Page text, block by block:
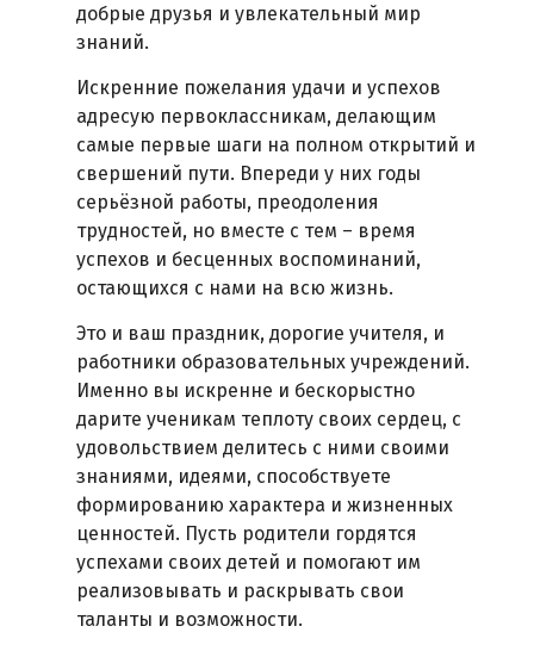
добрые друзья и увлекательный мир
знаний.
Искренние пожелания удачи и успехов
адресую первоклассникам, делающим
самые первые шаги на полном открытий и
свершений пути. Впереди у них годы
серьёзной работы, преодоления
трудностей, но вместе с тем – время
успехов и бесценных воспоминаний,
остающихся с нами на всю жизнь.
Это и ваш праздник, дорогие учителя, и
работники образовательных учреждений.
Именно вы искренне и бескорыстно
дарите ученикам теплоту своих сердец, с
удовольствием делитесь с ними своими
знаниями, идеями, способствуете
формированию характера и жизненных
ценностей. Пусть родители гордятся
успехами своих детей и помогают им
реализовывать и раскрывать свои
таланты и возможности.